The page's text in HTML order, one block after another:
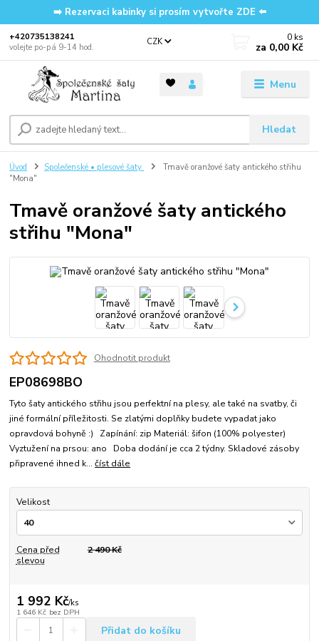
➡️ Rezervaci kabinky si prosím vytvořte ZDE ⬅️
Menu
CZK
Hledat
‭+420735138241
volejte po-pá 9-14 hod.
0 ks
za 0,00 Kč
Úvod Společenské • plesové šaty
Tmavě oranžové šaty antického střihu
"Mona"
Tmavě oranžové šaty antického
střihu "Mona"
Ohodnotit produkt
EP08698BO
Tyto šaty antického střihu jsou perfektní na plesy, ale také na svatby, či
jiné formální příležitosti. Se zlatými doplňky budete vypadat jako
opravdová bohyně :) Zapínání: zip Materiál: šifon (100% polyester)
Vyztužení na prsou: ano Doba dodání je cca 2 týdny. Skladové zásoby
připravené ihned k...číst dále
Velikost
Cena před
slevou
2 490 Kč
1 992 Kč/ks
1 646 Kč bez DPH
Přidat do košíku